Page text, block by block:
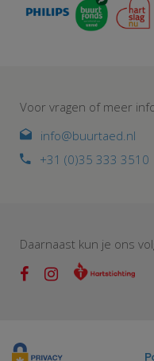
Voor vragen of meer
info@buurtaed.nl
+31 (0)35 333 3510
Daarnaast kun je ons